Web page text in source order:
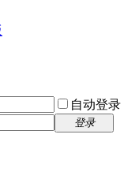
自动登录
登录